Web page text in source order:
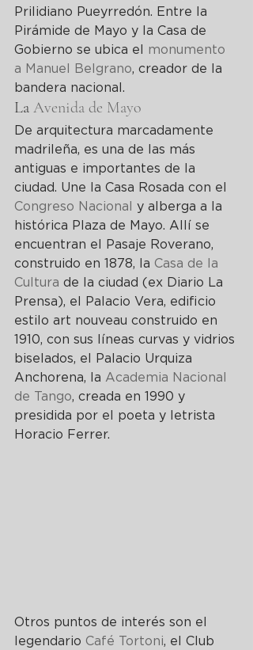
Prilidiano Pueyrredón. Entre la
Pirámide de Mayo y la Casa de
Gobierno se ubica el monumento
a Manuel Belgrano, creador de la
bandera nacional.
La Avenida de Mayo
De arquitectura marcadamente
madrileña, es una de las más
antiguas e importantes de la
ciudad. Une la Casa Rosada con el
Congreso Nacional
y alberga a la
histórica Plaza de Mayo. Allí se
encuentran el Pasaje Roverano,
construido en 1878, la Casa de la
Cultura de la ciudad (ex Diario La
Prensa), el Palacio Vera, edificio
estilo art nouveau construido en
1910, con sus líneas curvas y vidrios
biselados, el Palacio Urquiza
Anchorena, la Academia Nacional
de Tango, creada en 1990 y
presidida por el poeta y letrista
Horacio Ferrer.
Otros puntos de interés son el
legendario Café Tortoni, el Club